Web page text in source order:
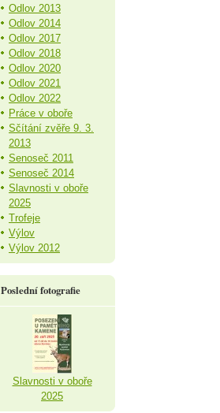
Odlov 2013
Odlov 2014
Odlov 2017
Odlov 2018
Odlov 2020
Odlov 2021
Odlov 2022
Práce v oboře
Sčítání zvěře 9. 3.
2013
Senoseč 2011
Senoseč 2014
Slavnosti v oboře
2025
Trofeje
Výlov
Výlov 2012
Poslední fotografie
Slavnosti v oboře
2025